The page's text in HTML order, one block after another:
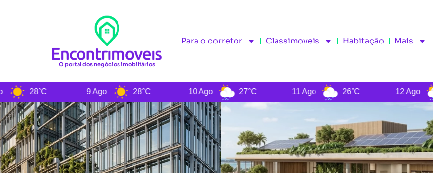
O portal dos negócios imobiliários
Para o corretor Classimoveis Habitação Mais
9 Ago 10 Ago 27°C 11 Ago 26°C 12 Ago 26°C